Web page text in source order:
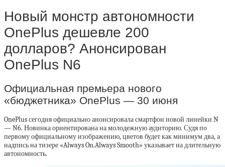
Новый монстр автономности
OnePlus дешевле 200
долларов? Анонсирован
OnePlus N6
Официальная премьера нового
«бюджетника» OnePlus — 30 июня
OnePlus сегодня официально анонсировала смартфон новой линейки N
— N6. Новинка ориентирована на молодежную аудиторию. Судя по
первому официальному изображению, цветов будет как минимум два, а
надпись на тизере «Always On.Always Smooth» указывает на длительную
автономность.